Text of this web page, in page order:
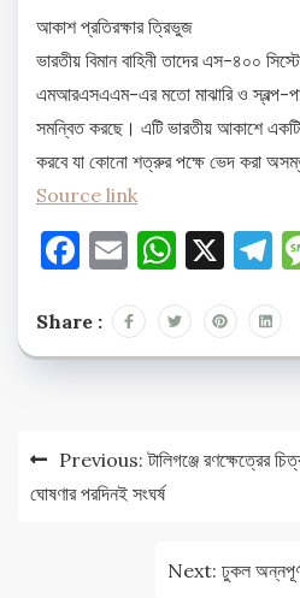
আকাশ প্রতিরক্ষার ত্রিভুজ
ভারতীয় বিমান বাহিনী তাদের এস-৪০০
এমআরএসএএম-এর মতো মাঝারি ও স্বল্প-
সমন্বিত করছে। এটি ভারতীয় আকাশে একটি
করবে যা কোনো শত্রুর পক্ষে ভেদ করা
Source link
Facebook
EmailX
Share :
Post
navigation
Previous: টালিগঞ্জে রণক্ষেত্রের
ঘোষণার পরদিনই সংঘর্ষ
Next: ঢুকল